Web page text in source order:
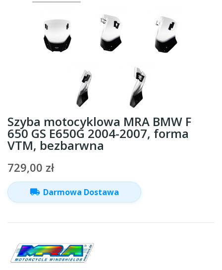
Szyba motocyklowa MRA BMW F
650 GS E650G 2004-2007, forma
VTM, bezbarwna
729,00 zł
local_shipping Darmowa Dostawa